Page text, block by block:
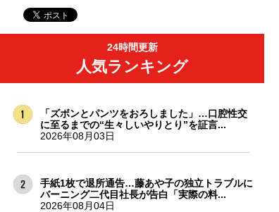
24時間更新
人気ランキング
「ズボンとパンツをおろしました」…口腔性交
に至るまでの“生々しいやりとり”を証言...
2026年08月03日
手紙1枚で退所通告…藤あや子の独立トラブルに
バーニング二代目社長が告白「実際の料...
2026年08月04日